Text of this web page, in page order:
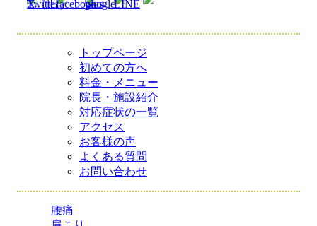
トップページ
初めての方へ
料金・メニュー
院長・施設紹介
対応症状の一覧
アクセス
お客様の声
よくある質問
お問い合わせ
腰痛